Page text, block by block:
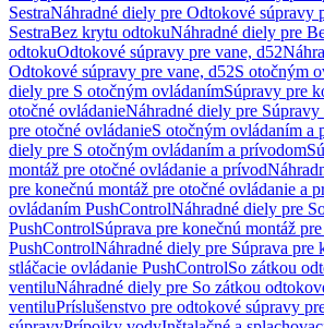
SestraNáhradné diely pre Odtokové súpravy
SestraBez krytu odtokuNáhradné diely pre
odtokuOdtokové súpravy pre vane, d52
Odtokové súpravy pre vane, d52S otočným
diely pre S otočným ovládanímSúpravy pre
otočné ovládanieNáhradné diely pre
pre otočné ovládanieS otočným ovládaním a
diely pre S otočným ovládaním a prívodom
montáž pre otočné ovládanie a prívod
pre konečnú montáž pre otočné ovládanie a
ovládaním PushControlNáhradné diely pre
PushControlSúprava pre konečnú montáž
PushControlNáhradné diely pre Súprava pre
stláčacie ovládanie PushControlSo zátkou
ventiluNáhradné diely pre So zátkou
ventiluPríslušenstvo pre odtokové súpravy